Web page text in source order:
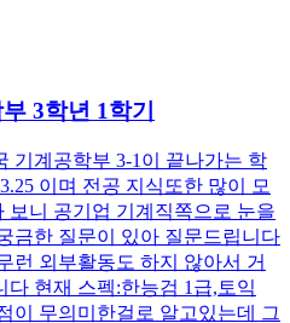
3학년 1학기
기계공학부 3-1이 끝나가는 학
이며 전공 지식또한 많이 모
보니 공기업 기계직쪽으로 눈을
금한 질문이 있아 질문드립니다
런 외부활동도 하지 않아서 거
다 현재 스펙:한능검 1급,토익
이 무의미한걸로 알고있는데 그